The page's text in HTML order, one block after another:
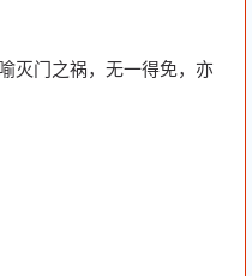
灭门之祸，无一得免，亦